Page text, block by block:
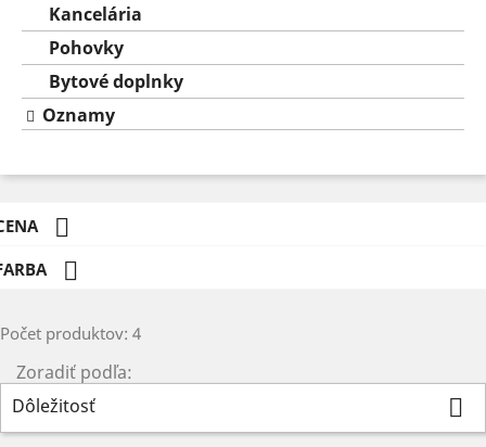
Kancelária
Pohovky
Bytové doplnky
Oznamy


Počet produktov: 4
Zoradiť podľa:
Dôležitosť
